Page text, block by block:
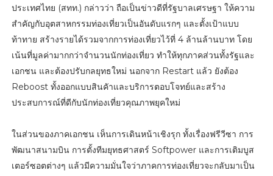
ประเทศไทย (สทท.) กล่าวว่า ถือเป็นข่าวดีที่รัฐบาลเศรษฐา ให้ความ
สำคัญกับอุตสาหกรรมท่องเที่ยวเป็นอันดับแรกๆ และตั้งเป้าแบบ
ท้าทาย สร้างรายได้รวมจากการท่องเที่ยวไว้ที่ 4 ล้านล้านบาท โดย
เน้นที่มูลค่ามากกว่าจำนวนนักท่องเที่ยว ทำให้ทุกภาคส่วนทั้งรัฐและ
เอกชน และต้องปรับกลยุทธใหม่ นอกจาก Restart แล้ว ยังต้อง
Reboost ทั้งออกแบบสินคัาและบริการตอบโจทย์และสร้าง
ประสบการณ์ที่ดีกับนักท่องเที่ยวคุณภาพยุคใหม่
ในส่วนของภาคเอกชน เห็นการเดินหน้าเชิงรุก ทั้งเรื่องฟรีวีซา การ
พัฒนาสนามบิน การตั้งทีมยุทธศาสตร์ Softpower และการเติมบูส
เตอร์ซอตต่างๆ แล้วมีความมั่นใจว่าภาคการท่องเที่ยวจะกลับมาเป็น